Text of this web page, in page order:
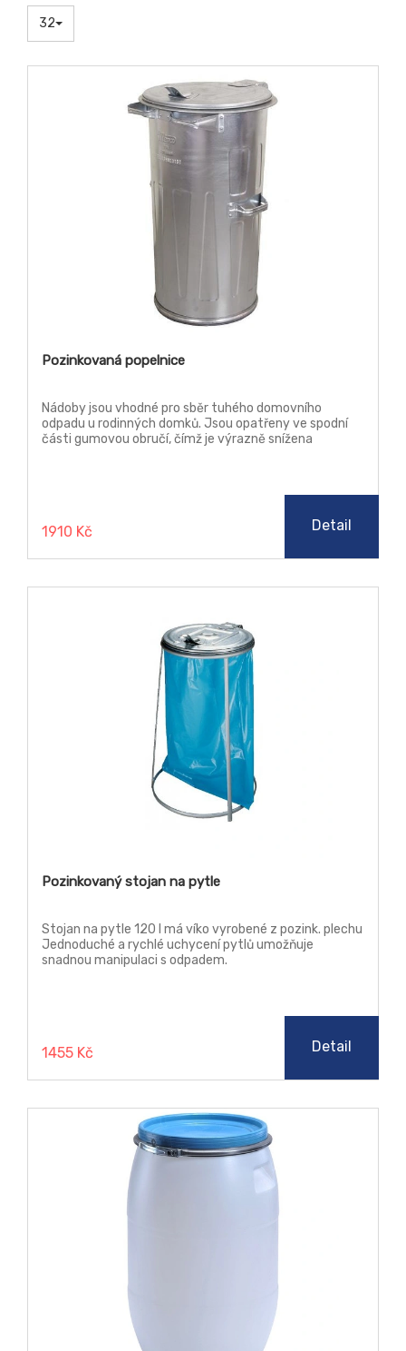
32
Pozinkovaná popelnice
Nádoby jsou vhodné pro sběr tuhého domovního
odpadu u rodinných domků. Jsou opatřeny ve spodní
části gumovou obručí, čímž je výrazně snížena
1910 Kč Detail
Pozinkovaný stojan na pytle
Stojan na pytle 120 l má víko vyrobené z pozink. plechu
Jednoduché a rychlé uchycení pytlů umožňuje
snadnou manipulaci s odpadem.
1455 Kč Detail